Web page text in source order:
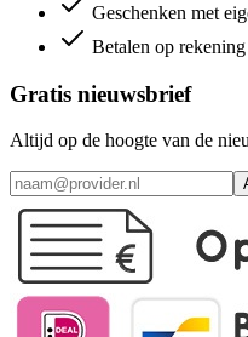
Geschenken met
Betalen op
Gratis nieuwsbrief
Altijd op de hoogte van de